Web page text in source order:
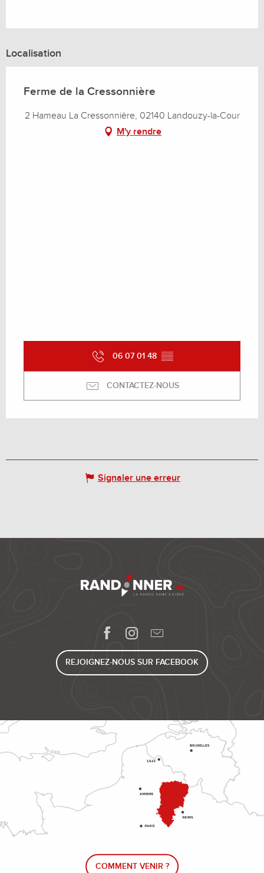
Localisation
Ferme de la Cressonnière
2 Hameau La Cressonnière, 02140 Landouzy-la-Cour
M'y rendre
06 07 01 48 ▒▒
CONTACTEZ-NOUS
Signaler une erreur
REJOIGNEZ-NOUS SUR FACEBOOK
COMMENT VENIR ?